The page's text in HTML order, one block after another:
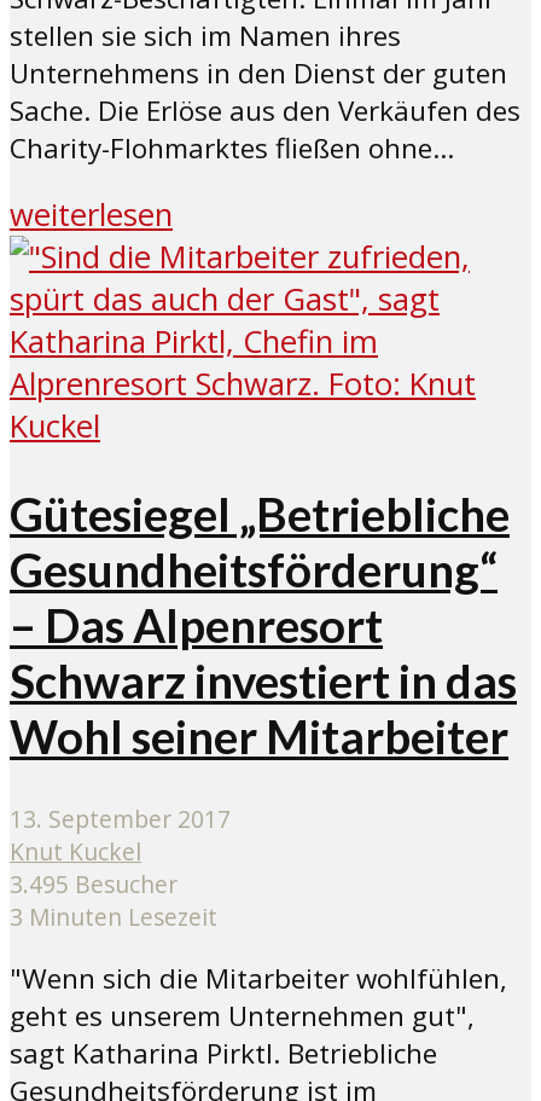
stellen sie sich im Namen ihres
Unternehmens in den Dienst der guten
Sache. Die Erlöse aus den Verkäufen des
Charity-Flohmarktes fließen ohne...
weiterlesen
Gütesiegel „Betriebliche
Gesundheitsförderung“
– Das Alpenresort
Schwarz investiert in das
Wohl seiner Mitarbeiter
13. September 2017
Knut Kuckel
3.495 Besucher
3 Minuten Lesezeit
"Wenn sich die Mitarbeiter wohlfühlen,
geht es unserem Unternehmen gut",
sagt Katharina Pirktl. Betriebliche
Gesundheitsförderung ist im